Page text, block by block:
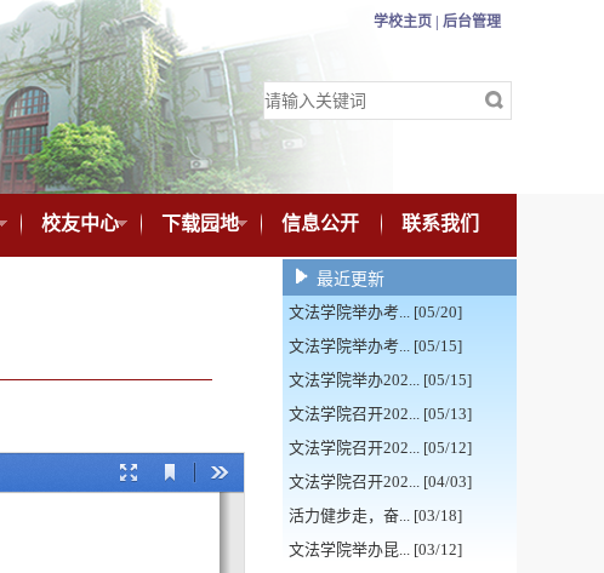
学校主页 | 后台管理
校友中心 下载园地 信息公开 联系我们
最近更新
文法学院举办考... [05/20]
文法学院举办考... [05/15]
文法学院举办202... [05/15]
文法学院召开202... [05/13]
文法学院召开202... [05/12]
文法学院召开202... [04/03]
活力健步走，奋... [03/18]
文法学院举办昆... [03/12]